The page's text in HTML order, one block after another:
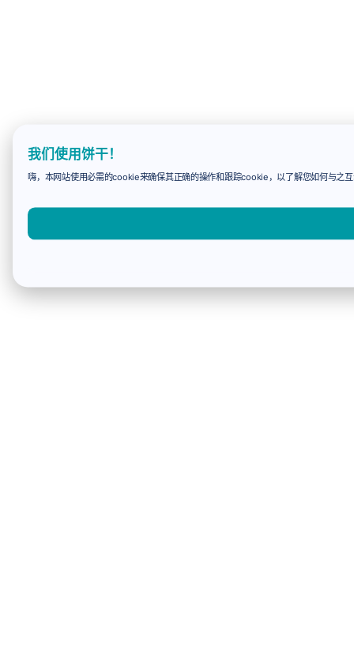
我们使用饼干！
嗨，本网站使用必需的cookie来确保其正确的操作和跟踪cookie，以了解您如何与之